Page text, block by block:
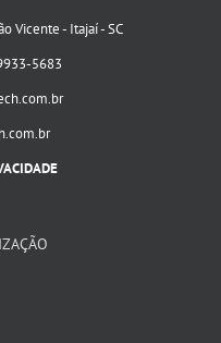
Vicente - Itajaí - SC
5683